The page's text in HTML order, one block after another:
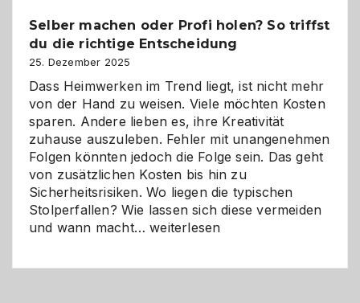
Herausforderungen
und
Zukunft
Selber machen oder Profi holen? So triffst
du die richtige Entscheidung
25. Dezember 2025
Dass Heimwerken im Trend liegt, ist nicht mehr
von der Hand zu weisen. Viele möchten Kosten
sparen. Andere lieben es, ihre Kreativität
zuhause auszuleben. Fehler mit unangenehmen
Folgen könnten jedoch die Folge sein. Das geht
von zusätzlichen Kosten bis hin zu
Sicherheitsrisiken. Wo liegen die typischen
Stolperfallen? Wie lassen sich diese vermeiden
und wann macht…Selber
weiterlesen